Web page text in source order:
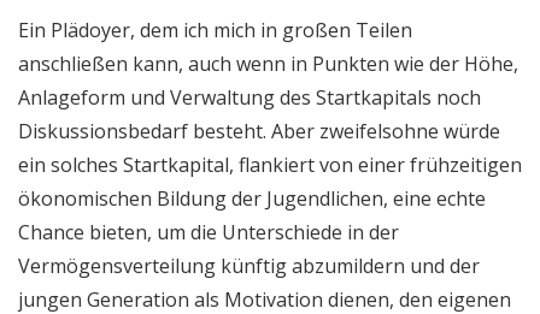
Ein Plädoyer, dem ich mich in großen Teilen
anschließen kann, auch wenn in Punkten wie der Höhe,
Anlageform und Verwaltung des Startkapitals noch
Diskussionsbedarf besteht. Aber zweifelsohne würde
ein solches Startkapital, flankiert von einer frühzeitigen
ökonomischen Bildung der Jugendlichen, eine echte
Chance bieten, um die Unterschiede in der
Vermögensverteilung künftig abzumildern und der
jungen Generation als Motivation dienen, den eigenen